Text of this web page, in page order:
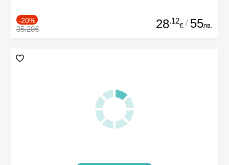
-20%
35.28€ 28.12
€ / 55лв.